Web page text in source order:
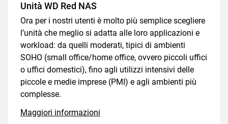
Unità WD Red NAS
Ora per i nostri utenti è molto più semplice scegliere
l’unità che meglio si adatta alle loro applicazioni e
workload: da quelli moderati, tipici di ambienti
SOHO (small office/home office, ovvero piccoli uffici
o uffici domestici), fino agli utilizzi intensivi delle
piccole e medie imprese (PMI) e agli ambienti più
complesse.
Maggiori informazioni